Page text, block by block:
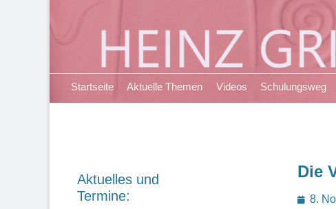
Primäres Menü
ZumStartseite Aktuelle Themen Videos Schulungsweg
Die
8.
Aktuelles und
Termine: